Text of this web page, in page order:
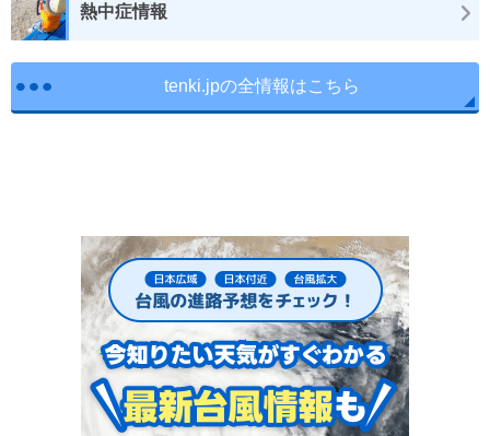
熱中症情報
tenki.jpの全情報はこちら